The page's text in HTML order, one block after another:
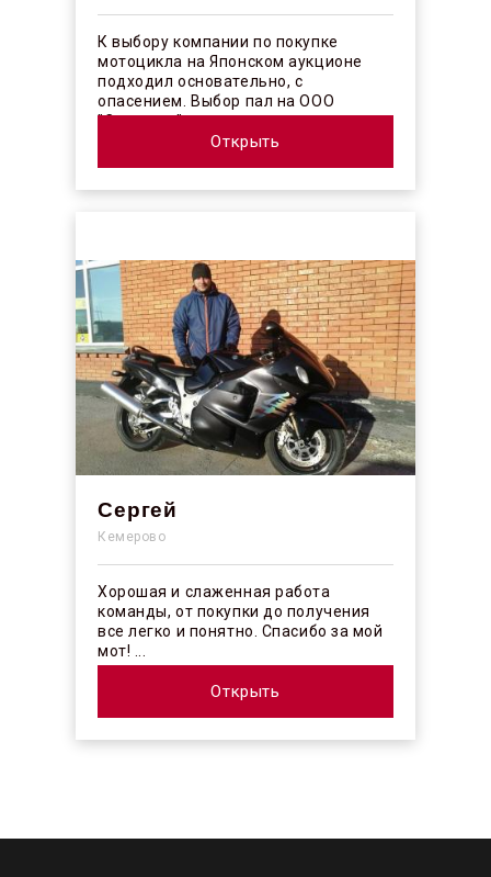
К выбору компании по покупке
мотоцикла на Японском аукционе
подходил основательно, с
опасением. Выбор пал на ООО
"Синергос" после изучения отзывов в
Открыть
Сергей
Кемерово
Хорошая и слаженная работа
команды, от покупки до получения
все легко и понятно. Спасибо за мой
мот! ...
Открыть